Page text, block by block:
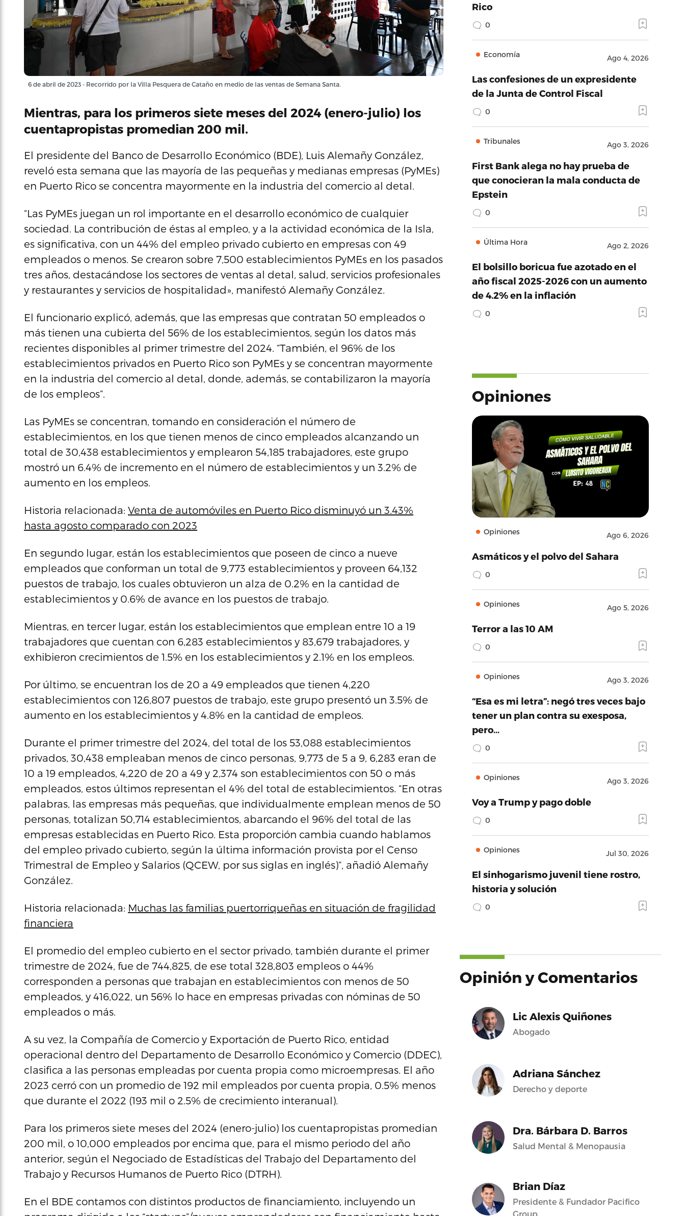
6 de abril de 2023 - Recorrido por la Villa Pesquera de Cataño en medio de las ventas de Semana Santa.
Mientras, para los primeros siete meses del 2024 (enero-julio) los
cuentapropistas promedian 200 mil.
El presidente del Banco de Desarrollo Económico (BDE), Luis Alemañy González,
reveló esta semana que las mayoría de las pequeñas y medianas empresas (PyMEs)
en Puerto Rico se concentra mayormente en la industria del comercio al detal.
“Las PyMEs juegan un rol importante en el desarrollo económico de cualquier
sociedad. La contribución de éstas al empleo, y a la actividad económica de la Isla,
es significativa, con un 44% del empleo privado cubierto en empresas con 49
empleados o menos. Se crearon sobre 7,500 establecimientos PyMEs en los pasados
tres años, destacándose los sectores de ventas al detal, salud, servicios profesionales
y restaurantes y servicios de hospitalidad», manifestó Alemañy González.
El funcionario explicó, además, que las empresas que contratan 50 empleados o
más tienen una cubierta del 56% de los establecimientos, según los datos más
recientes disponibles al primer trimestre del 2024. “También, el 96% de los
establecimientos privados en Puerto Rico son PyMEs y se concentran mayormente
en la industria del comercio al detal, donde, además, se contabilizaron la mayoría
de los empleos”.
Las PyMEs se concentran, tomando en consideración el número de
establecimientos, en los que tienen menos de cinco empleados alcanzando un
total de 30,438 establecimientos y emplearon 54,185 trabajadores, este grupo
mostró un 6.4% de incremento en el número de establecimientos y un 3.2% de
aumento en los empleos.
Historia relacionada: Venta de automóviles en Puerto Rico disminuyó un 3.43%
hasta agosto comparado con 2023
En segundo lugar, están los establecimientos que poseen de cinco a nueve
empleados que conforman un total de 9,773 establecimientos y proveen 64,132
puestos de trabajo, los cuales obtuvieron un alza de 0.2% en la cantidad de
establecimientos y 0.6% de avance en los puestos de trabajo.
Mientras, en tercer lugar, están los establecimientos que emplean entre 10 a 19
trabajadores que cuentan con 6,283 establecimientos y 83,679 trabajadores, y
exhibieron crecimientos de 1.5% en los establecimientos y 2.1% en los empleos.
Por último, se encuentran los de 20 a 49 empleados que tienen 4,220
establecimientos con 126,807 puestos de trabajo, este grupo presentó un 3.5% de
aumento en los establecimientos y 4.8% en la cantidad de empleos.
Durante el primer trimestre del 2024, del total de los 53,088 establecimientos
privados, 30,438 empleaban menos de cinco personas, 9,773 de 5 a 9, 6,283 eran de
10 a 19 empleados, 4,220 de 20 a 49 y 2,374 son establecimientos con 50 o más
empleados, estos últimos representan el 4% del total de establecimientos. “En otras
palabras, las empresas más pequeñas, que individualmente emplean menos de 50
personas, totalizan 50,714 establecimientos, abarcando el 96% del total de las
empresas establecidas en Puerto Rico. Esta proporción cambia cuando hablamos
del empleo privado cubierto, según la última información provista por el Censo
Trimestral de Empleo y Salarios (QCEW, por sus siglas en inglés)”, añadió Alemañy
González.
Historia relacionada: Muchas las familias puertorriqueñas en situación de fragilidad
financiera
El promedio del empleo cubierto en el sector privado, también durante el primer
trimestre de 2024, fue de 744,825, de ese total 328,803 empleos o 44%
corresponden a personas que trabajan en establecimientos con menos de 50
empleados, y 416,022, un 56% lo hace en empresas privadas con nóminas de 50
empleados o más.
A su vez, la Compañía de Comercio y Exportación de Puerto Rico, entidad
operacional dentro del Departamento de Desarrollo Económico y Comercio (DDEC),
clasifica a las personas empleadas por cuenta propia como microempresas. El año
2023 cerró con un promedio de 192 mil empleados por cuenta propia, 0.5% menos
que durante el 2022 (193 mil o 2.5% de crecimiento interanual).
Para los primeros siete meses del 2024 (enero-julio) los cuentapropistas promedian
200 mil, o 10,000 empleados por encima que, para el mismo periodo del año
anterior, según el Negociado de Estadísticas del Trabajo del Departamento del
Trabajo y Recursos Humanos de Puerto Rico (DTRH).
En el BDE contamos con distintos productos de financiamiento, incluyendo un
Rico
0
Economía Ago 4, 2026
Las confesiones de un expresidente
de la Junta de Control Fiscal
0
Tribunales Ago 3, 2026
First Bank alega no hay prueba de
que conocieran la mala conducta de
Epstein
0
Última Hora Ago 2, 2026
El bolsillo boricua fue azotado en el
año fiscal 2025-2026 con un aumento
de 4.2% en la inflación
0
Opiniones
Opiniones Ago 6, 2026
Asmáticos y el polvo del Sahara
0
Opiniones Ago 5, 2026
Terror a las 10 AM
0
Opiniones Ago 3, 2026
“Esa es mi letra”: negó tres veces bajo
tener un plan contra su exesposa,
pero…
0
Opiniones Ago 3, 2026
Voy a Trump y pago doble
0
Opiniones Jul 30, 2026
El sinhogarismo juvenil tiene rostro,
historia y solución
0
Opinión y Comentarios
Lic Alexis Quiñones
Abogado
Adriana Sánchez
Derecho y deporte
Dra. Bárbara D. Barros
Salud Mental & Menopausia
Brian Díaz
Presidente & Fundador Pacifico
Group